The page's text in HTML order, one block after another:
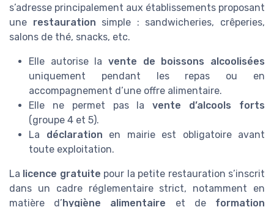
s’adresse principalement aux établissements proposant
une restauration simple : sandwicheries, crêperies,
salons de thé, snacks, etc.
Elle autorise la vente de boissons alcoolisées
uniquement pendant les repas ou en
accompagnement d’une offre alimentaire.
Elle ne permet pas lavente d’alcools forts
(groupe 4 et 5).
La déclaration en mairie est obligatoire avant
toute exploitation.
La licence gratuite pour la petite restauration s’inscrit
dans un cadre réglementaire strict, notamment en
matière d’ hygiène alimentaire et de formation